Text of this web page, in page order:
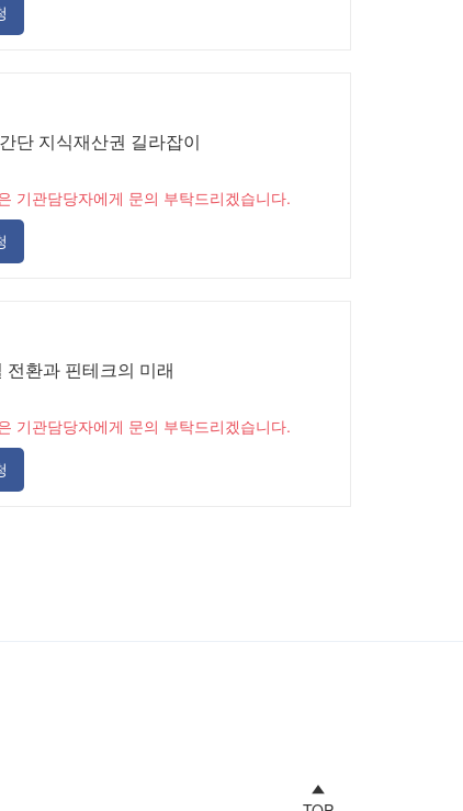
단 지식재산권 길라잡이
기관담당자에게 문의 부탁드리겠습니다.
환과 핀테크의 미래
기관담당자에게 문의 부탁드리겠습니다.